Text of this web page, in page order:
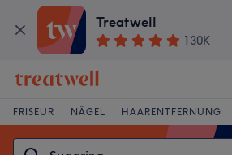
Treatwell
130K
FRISEUR NÄGEL HAARENTFERNUNG